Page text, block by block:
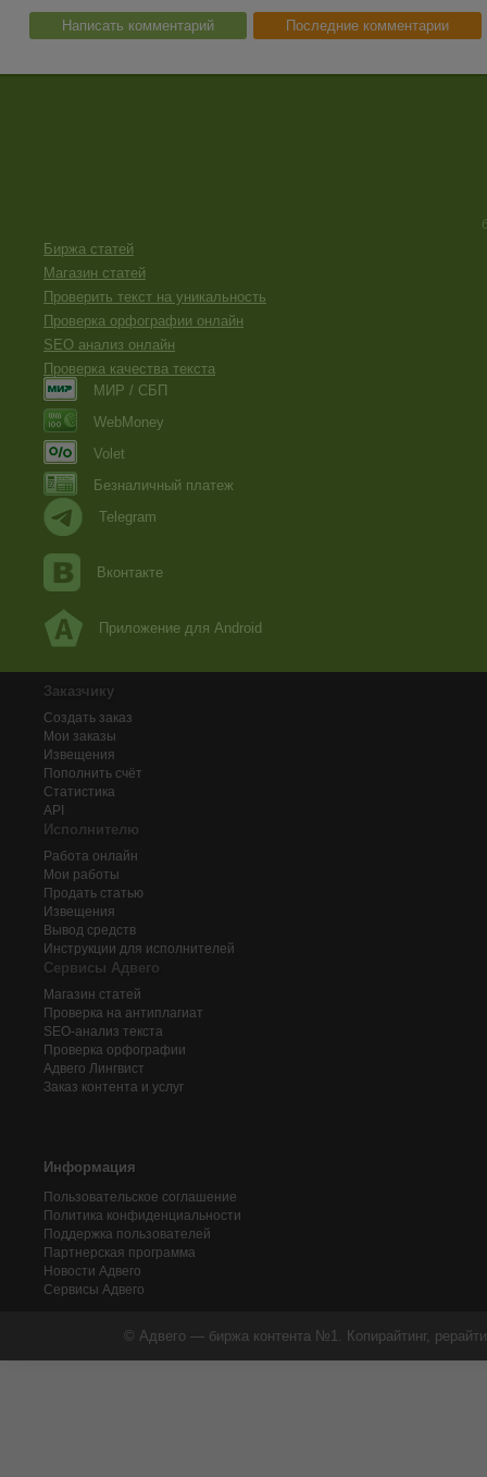
Написать комментарий Последние комментарии
Биржа статей
Магазин статей
Проверить текст на уникальность
Проверка орфографии онлайн
SEO анализ онлайн
Проверка качества текста
МИР / СБП
WebMoney
Volet
Безналичный платеж
Telegram
Вконтакте
Приложение для Android
Заказчику
Создать заказ
Мои заказы
Извещения
Пополнить счёт
Статистика
API
Исполнителю
Работа онлайн
Мои работы
Продать статью
Извещения
Вывод средств
Инструкции для исполнителей
Сервисы Адвего
Магазин статей
Проверка на антиплагиат
SEO-анализ текста
Проверка орфографии
Адвего Лингвист
Заказ контента и услуг
Информация
Пользовательское соглашение
Политика конфиденциальности
Поддержка пользователей
Партнерская программа
Новости Адвего
Сервисы Адвего
© Адвего — биржа контента №1. Копирайтинг,